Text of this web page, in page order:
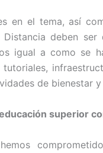
en el tema, así
deben ser
igual a como se
de bienestar
superior